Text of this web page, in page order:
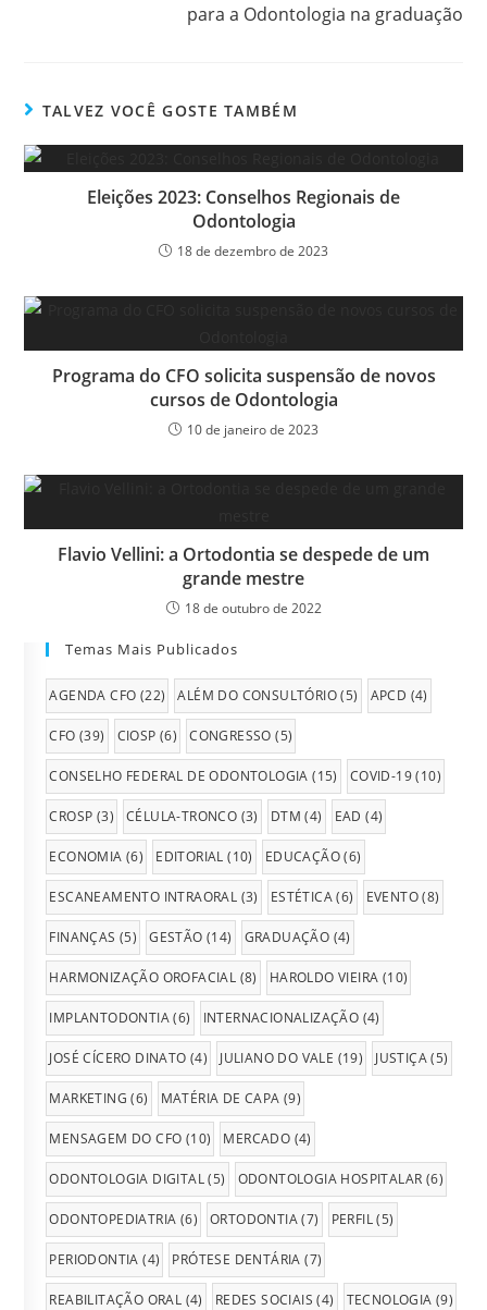
para a Odontologia na graduação
TALVEZ VOCÊ GOSTE TAMBÉM
Eleições 2023: Conselhos Regionais de
Odontologia
18 de dezembro de 2023
Programa do CFO solicita suspensão de novos
cursos de Odontologia
10 de janeiro de 2023
Flavio Vellini: a Ortodontia se despede de um
grande mestre
18 de outubro de 2022
Temas Mais Publicados
AGENDA CFO (22) ALÉM DO CONSULTÓRIO(5) APCD (4)
CFO (39) CIOSP (6) CONGRESSO (5)
CONSELHO FEDERAL DE ODONTOLOGIA (15) COVID-19(10)
CROSP (3) CÉLULA-TRONCO (3) DTM (4) EAD (4)
ECONOMIA (6) EDITORIAL (10) EDUCAÇÃO(6)
ESCANEAMENTO INTRAORAL (3) ESTÉTICA(6) EVENTO(8)
FINANÇAS (5) GESTÃO (14) GRADUAÇÃO (4)
HARMONIZAÇÃO OROFACIAL (8) HAROLDO VIEIRA (10)
IMPLANTODONTIA(6) INTERNACIONALIZAÇÃO (4)
JOSÉ CÍCERO DINATO (4) JULIANO DO VALE (19) JUSTIÇA(5)
MARKETING (6) MATÉRIA DE CAPA (9)
MENSAGEM DO CFO (10) MERCADO (4)
ODONTOLOGIA DIGITAL(5) ODONTOLOGIA HOSPITALAR (6)
ODONTOPEDIATRIA (6) ORTODONTIA(7) PERFIL(5)
PERIODONTIA (4) PRÓTESE DENTÁRIA (7)
REABILITAÇÃO ORAL (4) REDES SOCIAIS (4) TECNOLOGIA (9)